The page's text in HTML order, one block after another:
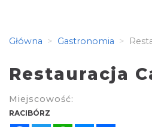
Główna Gastronomia
Restauracja
Miejscowość:
RACIBÓRZ